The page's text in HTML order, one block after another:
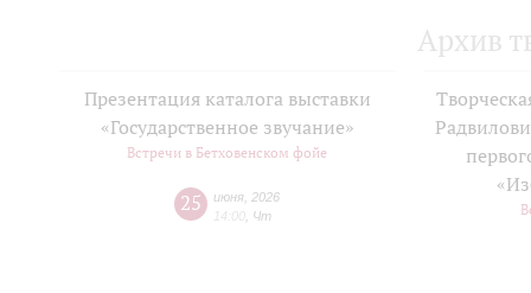
Архив
Презентация каталога выставки
«Государственное звучание»
Встречи в Бетховенском фойе
25 июня 2026
14:00 Чт